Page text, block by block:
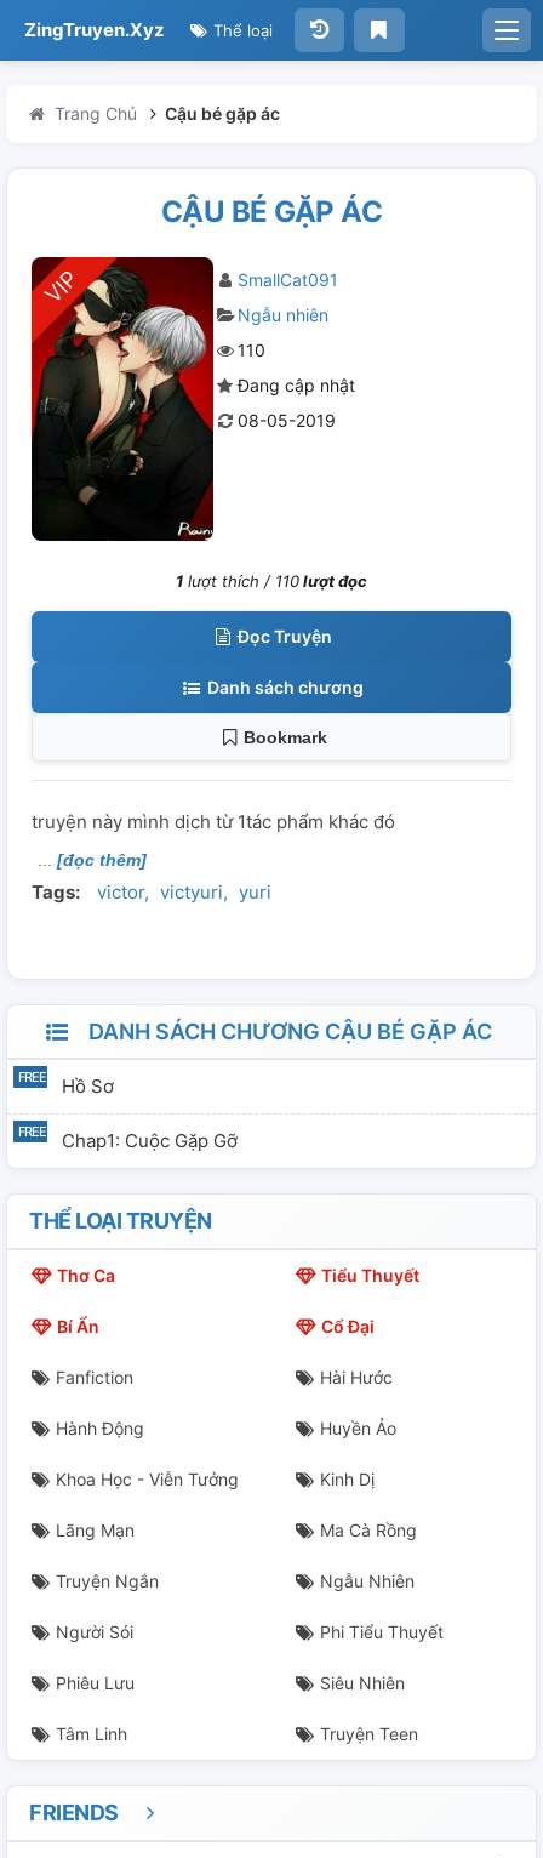
ZingTruyen.Xyz Thể loại
Trang Chủ Cậu bé gặp ác
CẬU BÉ GẶP ÁC
SmallCat091
Ngẫu nhiên
110
Đang cập nhật
08-05-2019
1 lượt thích / 110lượt đọc
Đọc Truyện
Danh sách chương
Bookmark
truyện này mình dịch từ 1tác phẩm khác đó
[đọc thêm]
Tags: victor victyuri yuri
DANH SÁCH CHƯƠNG CẬU BÉ GẶP ÁC
Hồ Sơ
Chap1: Cuộc Gặp Gỡ
THỂ LOẠI TRUYỆN
Thơ Ca Tiểu Thuyết
Bí Ẩn Cổ Đại
Fanfiction Hài Hước
Hành Động Huyền Ảo
Khoa Học - Viễn Tưởng Kinh Dị
Lãng Mạn Ma Cà Rồng
Truyện Ngắn Ngẫu Nhiên
Người Sói Phi Tiểu Thuyết
Phiêu Lưu Siêu Nhiên
Tâm Linh Truyện Teen
FRIENDS